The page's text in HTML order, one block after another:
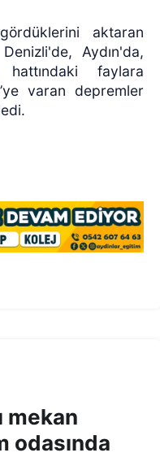
aktaran
Aydın'da,
faylara
varan depremler
mekan
odasında